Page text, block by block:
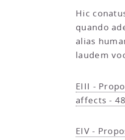
Hic
quando
alias
laudem
EIII -
affects - 48
EIV -